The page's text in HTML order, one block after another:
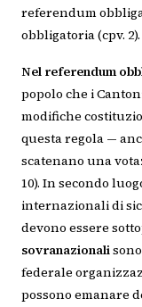
referendum
obbligatoria (cpv. 2).
Nel referendum
popolo che i
modifiche
questa regola —
scatenano una
10). In secondo
internazionali di
devono essere
sovranazionali
federale
possono emanare